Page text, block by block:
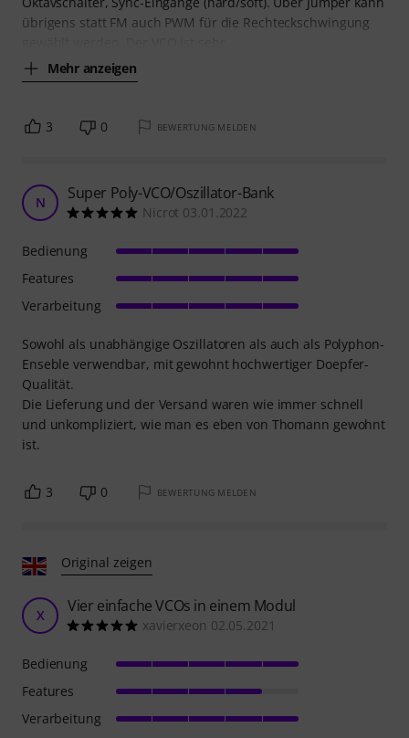
übrigens statt FM auch PWM für die Rechteckschwingung
Mehr anzeigen
3 0 BEWERTUNG MELDEN
N Super Poly-VCO/Oszillator-Bank
Nicrot 03.01.2022
Sowohl als unabhängige Oszillatoren als auch als Polyphon-
Enseble verwendbar, mit gewohnt hochwertiger Doepfer-
Qualität.
Die Lieferung und der Versand waren wie immer schnell
und unkompliziert, wie man es eben von Thomann gewohnt
ist.
Bedienung
Features
Verarbeitung
3 0 BEWERTUNG MELDEN
Original zeigen
X Vier einfache VCOs in einem Modul
xavierxeon 02.05.2021
Bedienung
Features
Verarbeitung